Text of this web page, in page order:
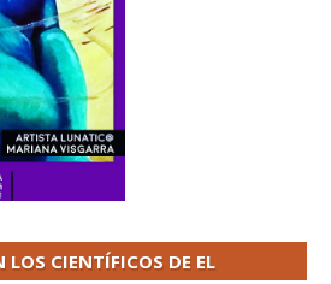
LOS CIENTÍFICOS DE EL